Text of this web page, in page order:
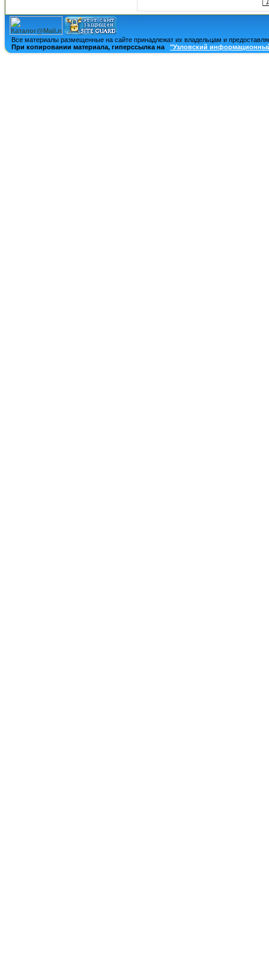
Все материалы размещенные на сайте принадлежат их владельцам и
При копировании материала, гиперссылка на
"Узловский